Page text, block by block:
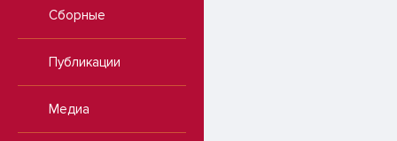
Сборные
Публикации
Медиа